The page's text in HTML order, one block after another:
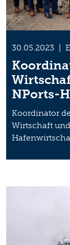
30.05.2023 |
NPorts-
Koordinator
Wirtschaft